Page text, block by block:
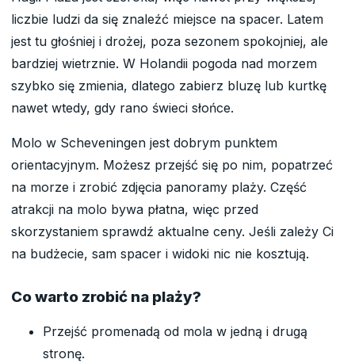
liczbie ludzi da się znaleźć miejsce na spacer. Latem
jest tu głośniej i drożej, poza sezonem spokojniej, ale
bardziej wietrznie. W Holandii pogoda nad morzem
szybko się zmienia, dlatego zabierz bluzę lub kurtkę
nawet wtedy, gdy rano świeci słońce.
Molo w Scheveningen jest dobrym punktem
orientacyjnym. Możesz przejść się po nim, popatrzeć
na morze i zrobić zdjęcia panoramy plaży. Część
atrakcji na molo bywa płatna, więc przed
skorzystaniem sprawdź aktualne ceny. Jeśli zależy Ci
na budżecie, sam spacer i widoki nic nie kosztują.
Co warto zrobić na plaży?
Przejść promenadą od mola w jedną i drugą
stronę.